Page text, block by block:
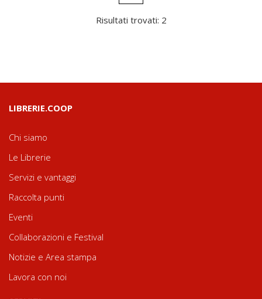
Risultati trovati: 2
LIBRERIE.COOP
Chi siamo
Le Librerie
Servizi e vantaggi
Raccolta punti
Eventi
Collaborazioni e Festival
Notizie e Area stampa
Lavora con noi